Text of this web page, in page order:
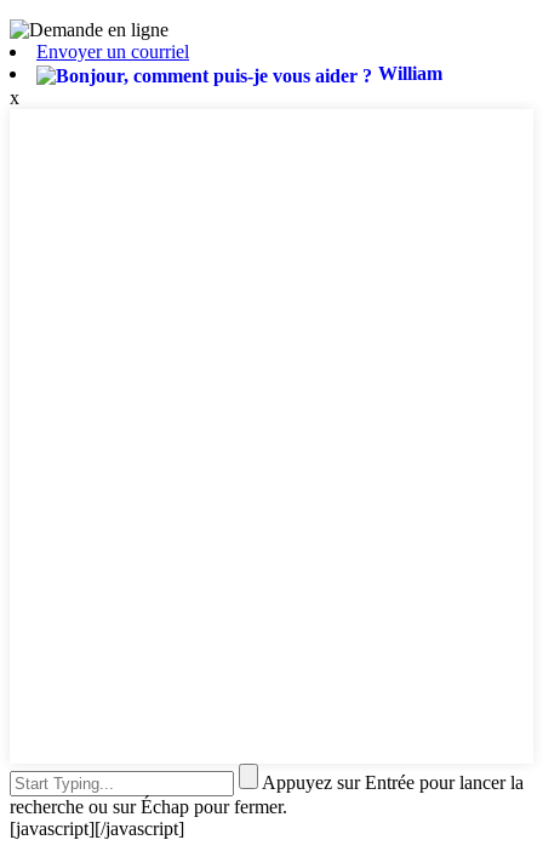
Envoyer un courriel
William
x
Appuyez sur Entrée pour lancer la
recherche ou sur Échap pour fermer.
[javascript][/javascript]